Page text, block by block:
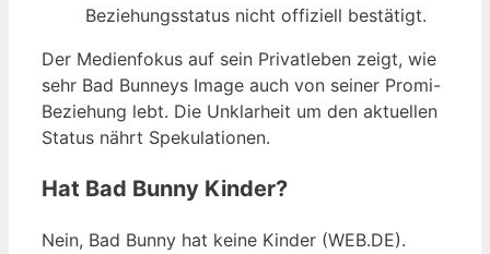
Beziehungsstatus nicht offiziell bestätigt.
Der Medienfokus auf sein Privatleben zeigt, wie
sehr Bad Bunneys Image auch von seiner Promi-
Beziehung lebt. Die Unklarheit um den aktuellen
Status nährt Spekulationen.
Hat Bad Bunny Kinder?
Nein, Bad Bunny hat keine Kinder (WEB.DE).